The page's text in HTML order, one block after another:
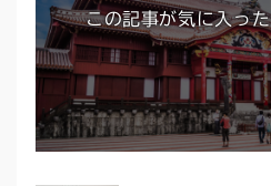
この記事が気に入っ